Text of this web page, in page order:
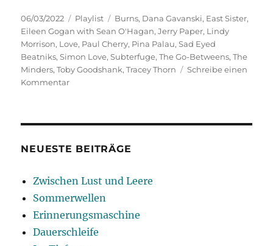
Veröffentlicht
am
06/03/2022 Kategorien
Playlist Schlagwörter
Burns, Dana Gavanski, East Sister,
Eileen Gogan with Sean O'Hagan,Jerry Paper, Lindy
Morrison, Love, Paul Cherry, Pina Palau,Sad Eyed
Beatniks,Simon Love,Subterfuge,The Go-Betweens,The
Minders,Toby Goodshank,Tracey Thorn
Schreibe einen
Kommentarzu
NEUESTE BEITRÄGE
Zwischen Lust und Leere
Sommerwellen
Erinnerungsmaschine
Dauerschleife